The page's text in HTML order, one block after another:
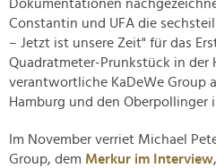
Dokumentationen
Constantin und UFA die
– Jetzt ist unsere Zeit" für das
Quadratmeter-Prunkstück in
verantwortliche KaDeWe Group
Hamburg und den Oberpollinger
Im November verriet Michael
Group, dem Merkur im Interview